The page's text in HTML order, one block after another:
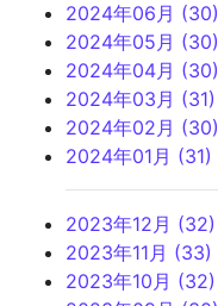
2024年06月 (30)
2024年05月 (30)
2024年04月 (30)
2024年03月 (31)
2024年02月 (30)
2024年01月 (31)
2023年12月 (32)
2023年11月 (33)
2023年10月 (32)